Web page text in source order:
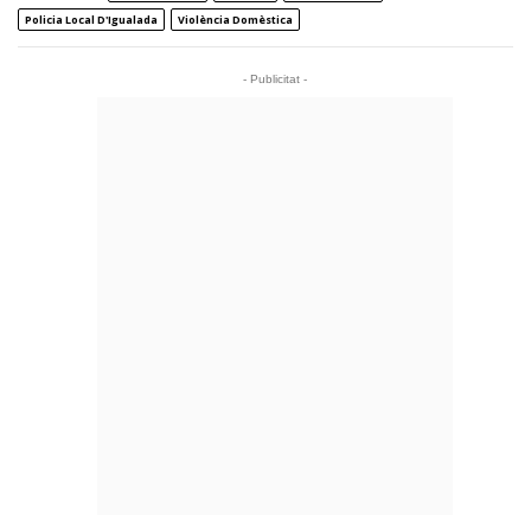
Policia Local D'Igualada
Violència Domèstica
- Publicitat -